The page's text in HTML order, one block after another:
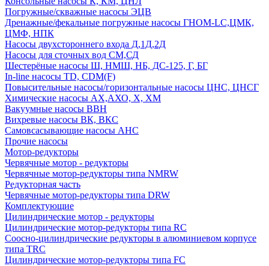
Погружные/скважные насосы ЭЦВ
Дренажные/фекальные погружные насосы ГНОМ-LC,ЦМК,
ЦМФ, НПК
Насосы двухстороннего входа Д,1Д,2Д
Насосы для сточных вод СМ,СД
Шестерёные насосы Ш, НМШ, НБ, ДС-125, Г, БГ
In-line насосы TD, CDM(F)
Повысительные насосы/горизонтальные насосы ЦНС, ЦНСГ
Химические насосы АХ,АХО, Х, ХМ
Вакуумные насосы ВВН
Вихревые насосы ВК, ВКС
Самовсасывающие насосы АНС
Прочие насосы
Мотор-редукторы
Червячные мотор - редукторы
Червячные мотор-редукторы типа NMRW
Редукторная часть
Червячные мотор-редукторы типа DRW
Комплектующие
Цилиндрические мотор - редукторы
Цилиндрические мотор-редукторы типа RC
Соосно-цилиндрические редукторы в алюминиевом корпусе
типа TRC
Цилиндрические мотор-редукторы типа FC